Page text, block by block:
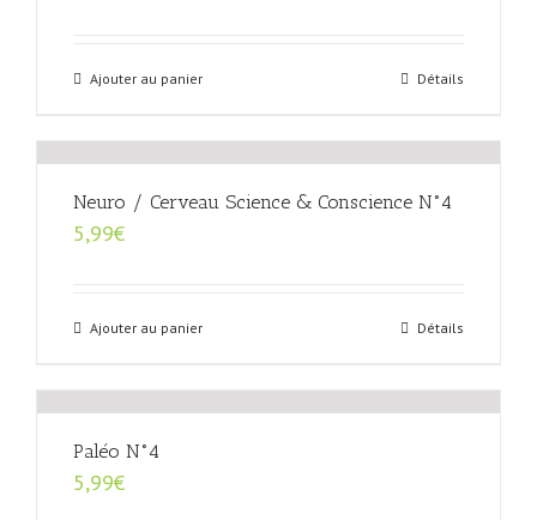
Ajouter au panier Détails
Neuro / Cerveau Science & Conscience N°4
5,99€
Ajouter au panier Détails
Paléo N°4
5,99€